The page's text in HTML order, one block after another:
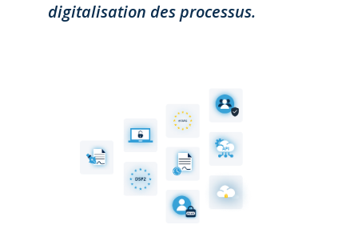
digitalisation des processus.